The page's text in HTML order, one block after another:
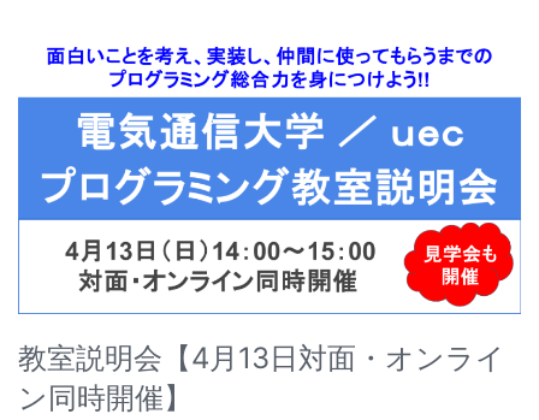
教室説明会【4月13日対面・オンライ
ン同時開催】